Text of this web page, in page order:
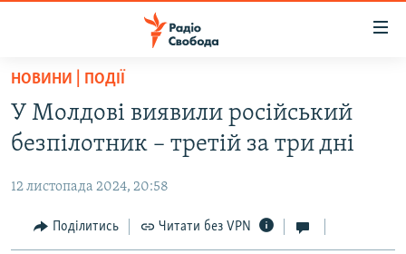
Перейти
основного
матеріалу
до
навігації
ВСЕ ЗА ДОБУ
ПОЛІТИКА
ЕКОНОМІКА
ВІЙНА
РОСІЙСЬКА «ФІЛЬТРАЦІЯ»
НОВИНИ | ПОДІЇ
У Молдові виявили російський
безпілотник – третій за три дні
12 листопада 2024, 20:58
Поділитись Читати без VPN